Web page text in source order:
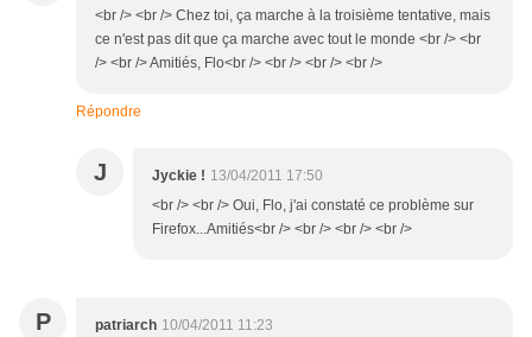
<br /> <br /> Chez toi, ça marche à la troisième tentative, mais
ce n'est pas dit que ça marche avec tout le monde <br /> <br
/> <br /> Amitiés, Flo<br /> <br /> <br /> <br />
Répondre
J Jyckie ! 13/04/2011 17:50
<br /> <br /> Oui, Flo, j'ai constaté ce problème sur
Firefox...Amitiés<br /> <br /> <br /> <br />
P patriarch 10/04/2011 11:23